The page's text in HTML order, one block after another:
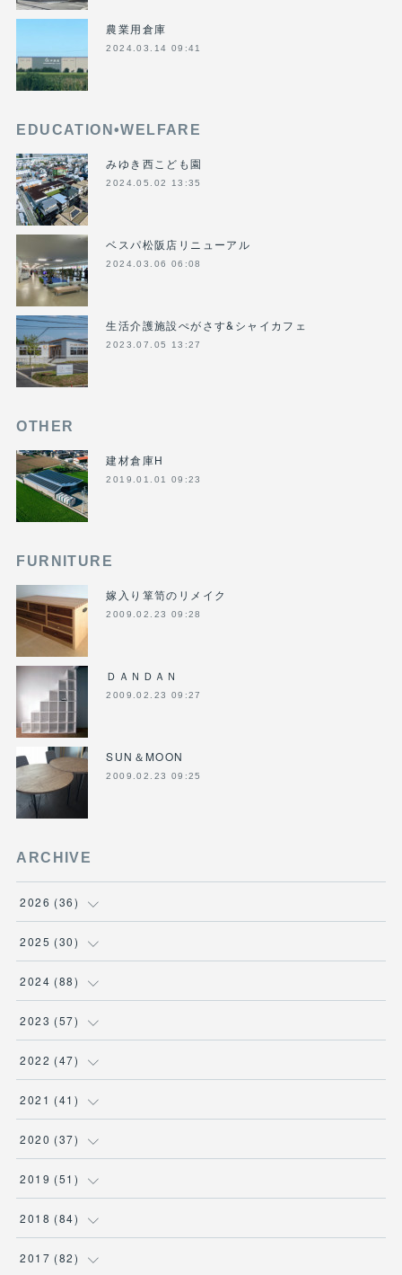
農業用倉庫
2024.03.14 09:41
EDUCATION•WELFARE
みゆき西こども園
2024.05.02 13:35
ベスパ松阪店リニューアル
2024.03.06 06:08
生活介護施設ぺがさす&シャイカフェ
2023.07.05 13:27
OTHER
建材倉庫H
2019.01.01 09:23
FURNITURE
嫁入り箪笥のリメイク
2009.02.23 09:28
ＤＡＮＤＡＮ
2009.02.23 09:27
SUN＆MOON
2009.02.23 09:25
ARCHIVE
2026 (36)
(3)
(4)
(3)
(5)
2025 (30)
(6)
(4)
(3)
( 2 )
2024 (88)
(7)
(8)
( 9 )
(3)
2023 (57)
(7)
( 6 )
(4)
( 3 )
2022 (47)
(7 )
(7)
(3 )
( 7 )
2021 (41 )
(2)
(3 )
( 2 )
( 1)
2020 (37)
(7 )
(1 )
(5)
2019 (51 )
(1)
(1)
2018 (84)
(6)
2017 (82)